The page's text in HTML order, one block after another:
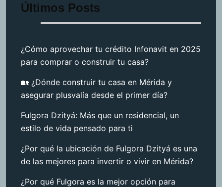
Últimos Posts
¿Cómo aprovechar tu crédito Infonavit en 2025
para comprar o construir tu casa?
🏡 ¿Dónde construir tu casa en Mérida y
asegurar plusvalía desde el primer día?
Fulgora Dzityá: Más que un residencial, un
estilo de vida pensado para ti
¿Por qué la ubicación de Fulgora Dzityá es una
de las mejores para invertir o vivir en Mérida?
¿Por qué Fulgora es la mejor opción para